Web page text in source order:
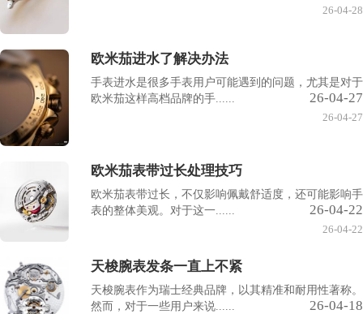
26-04-28
欧米茄进水了解决办法
手表进水是很多手表用户可能遇到的问题，尤其是对于
欧米茄这样高档品牌的手......
26-04-27
26-04-27
欧米茄表带过长处理技巧
欧米茄表带过长，不仅影响佩戴舒适度，还可能影响手
表的整体美观。对于这一......
26-04-22
26-04-22
天梭腕表发条一直上不紧
天梭腕表作为瑞士经典品牌，以其精准和耐用性著称。
然而，对于一些用户来说......
26-04-18